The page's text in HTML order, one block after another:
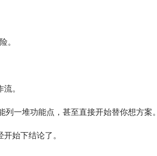
。
。
一堆功能点，甚至直接开始替你想方案。
始下结论了。